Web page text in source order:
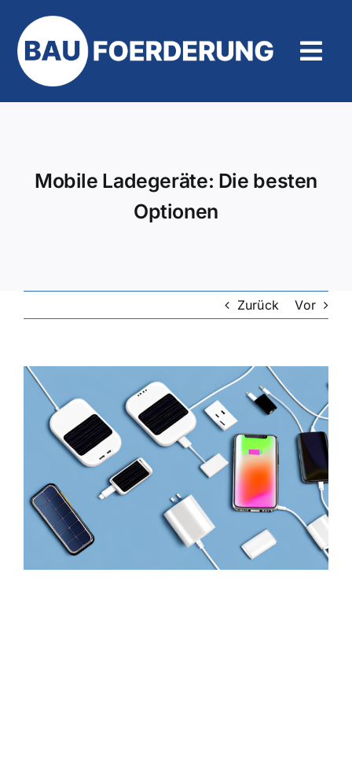
Inhalt
springen
Mobile Ladegeräte: Die besten
Optionen
Zurück Vor
Zeige
grösseres